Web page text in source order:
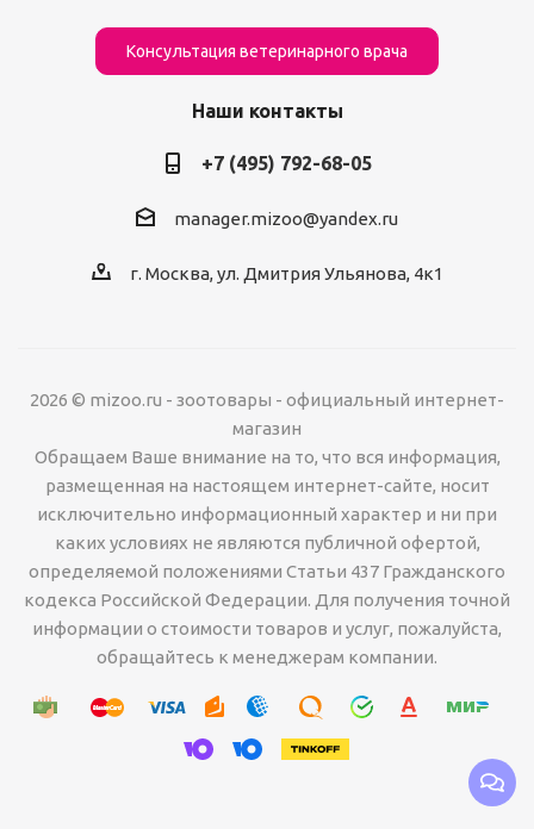
Консультация ветеринарного врача
Наши контакты
+7 (495) 792-68-05
manager.mizoo@yandex.ru
г. Москва, ул. Дмитрия Ульянова, 4к1
2026 © mizoo.ru - зоотовары - официальный интернет-
магазин
Обращаем Ваше внимание на то, что вся информация,
размещенная на настоящем интернет-сайте, носит
исключительно информационный характер и ни при
каких условиях не являются публичной офертой,
определяемой положениями Статьи 437 Гражданского
кодекса Российской Федерации. Для получения точной
информации о стоимости товаров и услуг, пожалуйста,
обращайтесь к менеджерам компании.